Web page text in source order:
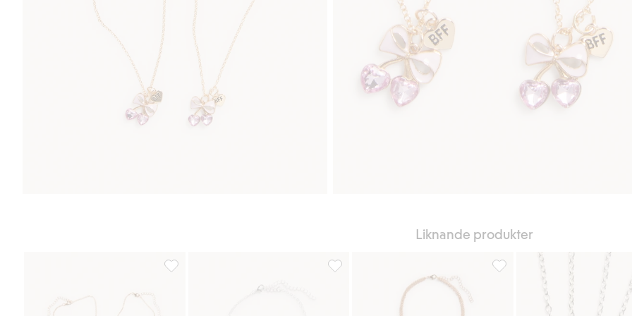
Liknande produkter
Halsband med berlocker, Lägg till i favoriterTreradigt halsband med